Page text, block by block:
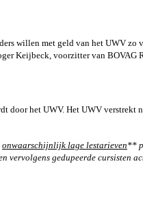
willen met geld van het UWV
Keijbeck, voorzitter van BOVAG
door het UWV. Het UWV
onwaarschijnlijk lage lestarieven**
vervolgens gedupeerde cursisten